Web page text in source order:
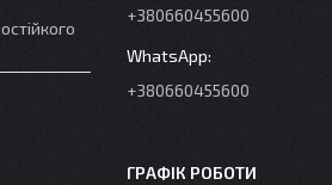
+380660455600
+380660455600
ГРАФІК РОБОТИ